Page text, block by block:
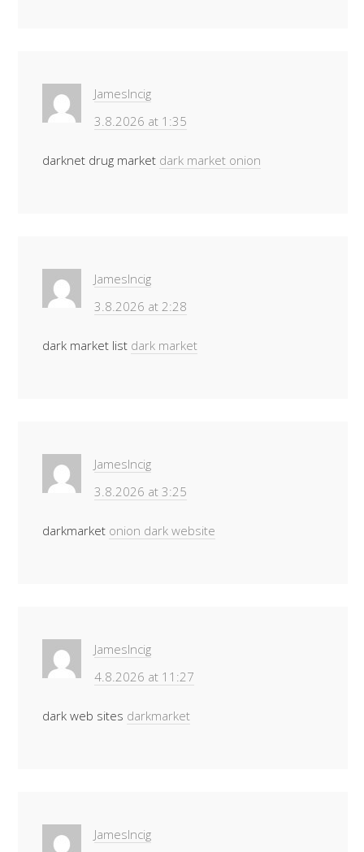
JamesIncig
3.8.2026 at 1:35
darknet drug market dark market onion
JamesIncig
3.8.2026 at 2:28
dark market list dark market
JamesIncig
3.8.2026 at 3:25
darkmarket onion dark website
JamesIncig
4.8.2026 at 11:27
dark web sites darkmarket
JamesIncig